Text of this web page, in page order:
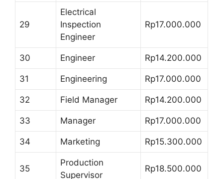
29
Electrical
Inspection
Engineer
Rp17.000.000
30 Engineer Rp14.200.000
31 Engineering Rp17.000.000
32 Field Manager Rp14.200.000
33 Manager Rp17.000.000
34 Marketing Rp15.300.000
35
Production
Supervisor
Rp18.500.000